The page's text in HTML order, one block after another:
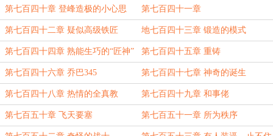
第七百四十章 登峰造极的小心思 第七百四十一章
第七百四十二章 疑似高级铁匠 地七百四十三章 锻造的模式
第七百四十四章 熟能生巧的“匠神” 第七百四十五章 重铸
第七百四十六章 乔巴345 第七百四十七章 神奇的诞生
第七百四十八章 热情的全真教 第七百四十九章 和事佬
第七百五十章 飞天要塞 第七百五十一章 所为秩序